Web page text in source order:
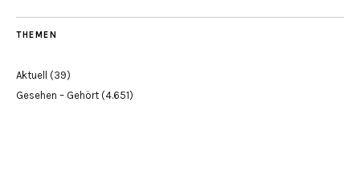
THEMEN
Aktuell
(39)
Gesehen – Gehört (4.651)